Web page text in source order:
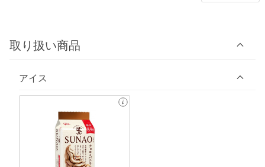
取り扱い商品
アイス